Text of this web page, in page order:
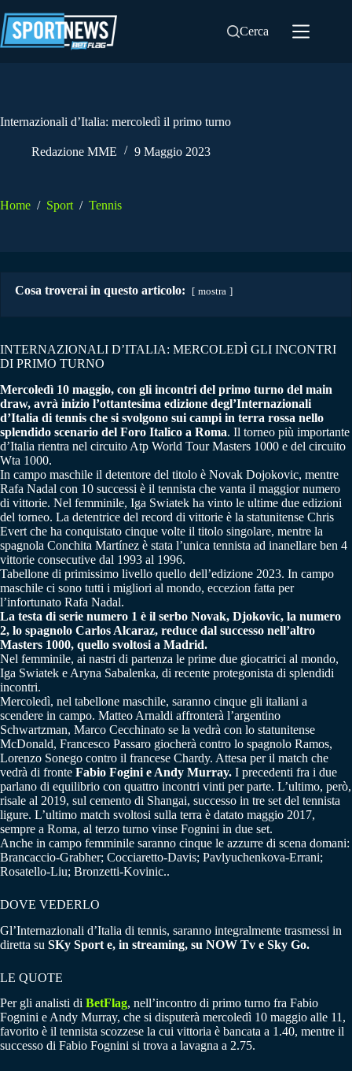
al
contenuto
Cerca
Internazionali d’Italia: mercoledì il primo turno
Redazione MME 9 Maggio 2023
Home / Sport / Tennis
Cosa troverai in questo articolo: mostra
INTERNAZIONALI D’ITALIA: MERCOLEDÌ GLI INCONTRI
DI PRIMO TURNO
Mercoledì 10 maggio, con gli incontri del primo turno del main
draw, avrà inizio l’ottantesima edizione degl’Internazionali
d’Italia di tennis che si svolgono sui campi in terra rossa nello
splendido scenario del Foro Italico a Roma. Il torneo più importante
d’Italia rientra nel circuito Atp World Tour Masters 1000 e del circuito
Wta 1000.
In campo maschile il detentore del titolo è Novak Dojokovic, mentre
Rafa Nadal con 10 successi è il tennista che vanta il maggior numero
di vittorie. Nel femminile, Iga Swiatek ha vinto le ultime due edizioni
del torneo. La detentrice del record di vittorie è la statunitense Chris
Evert che ha conquistato cinque volte il titolo singolare, mentre la
spagnola Conchita Martínez è stata l’unica tennista ad inanellare ben 4
vittorie consecutive dal 1993 al 1996.
Tabellone di primissimo livello quello dell’edizione 2023. In campo
maschile ci sono tutti i migliori al mondo, eccezion fatta per
l’infortunato Rafa Nadal.
La testa di serie numero 1 è il serbo Novak, Djokovic, la numero
2, lo spagnolo Carlos Alcaraz, reduce dal successo nell’altro
Masters 1000, quello svoltosi a Madrid.
Nel femminile, ai nastri di partenza le prime due giocatrici al mondo,
Iga Swiatek e Aryna Sabalenka, di recente protegonista di splendidi
incontri.
Mercoledì, nel tabellone maschile, saranno cinque gli italiani a
scendere in campo. Matteo Arnaldi affronterà l’argentino
Schwartzman, Marco Cecchinato se la vedrà con lo statunitense
McDonald, Francesco Passaro giocherà contro lo spagnolo Ramos,
Lorenzo Sonego contro il francese Chardy. Attesa per il match che
vedrà di fronte Fabio Fogini e Andy Murray. I precedenti fra i due
parlano di equilibrio con quattro incontri vinti per parte. L’ultimo, però,
risale al 2019, sul cemento di Shangai, successo in tre set del tennista
ligure. L’ultimo match svoltosi sulla terra è datato maggio 2017,
sempre a Roma, al terzo turno vinse Fognini in due set.
Anche in campo femminile saranno cinque le azzurre di scena domani:
Brancaccio-Grabher; Cocciaretto-Davis; Pavlyuchenkova-Errani;
Rosatello-Liu; Bronzetti-Kovinic..
DOVE VEDERLO
Gl’Internazionali d’Italia di tennis, saranno integralmente trasmessi in
diretta su SKy Sport e, in streaming, su NOW Tv e Sky Go.
LE QUOTE
Per gli analisti di BetFlag, nell’incontro di primo turno fra Fabio
Fognini e Andy Murray, che si disputerà mercoledì 10 maggio alle 11,
favorito è il tennista scozzese la cui vittoria è bancata a 1.40, mentre il
successo di Fabio Fognini si trova a lavagna a 2.75.